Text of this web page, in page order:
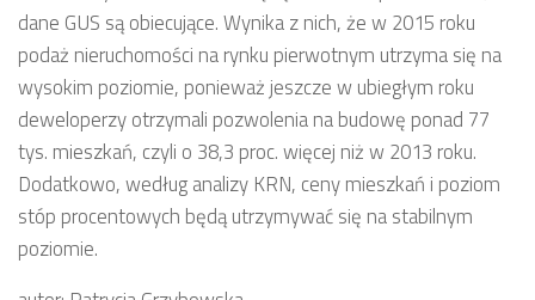
dane GUS są obiecujące. Wynika z nich, że w 2015 roku
podaż nieruchomości na rynku pierwotnym utrzyma się na
wysokim poziomie, ponieważ jeszcze w ubiegłym roku
deweloperzy otrzymali pozwolenia na budowę ponad 77
tys. mieszkań, czyli o 38,3 proc. więcej niż w 2013 roku.
Dodatkowo, według analizy KRN, ceny mieszkań i poziom
stóp procentowych będą utrzymywać się na stabilnym
poziomie.